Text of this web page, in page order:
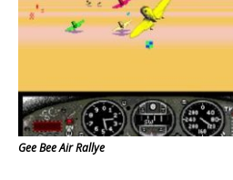
Gee Bee Air Rallye